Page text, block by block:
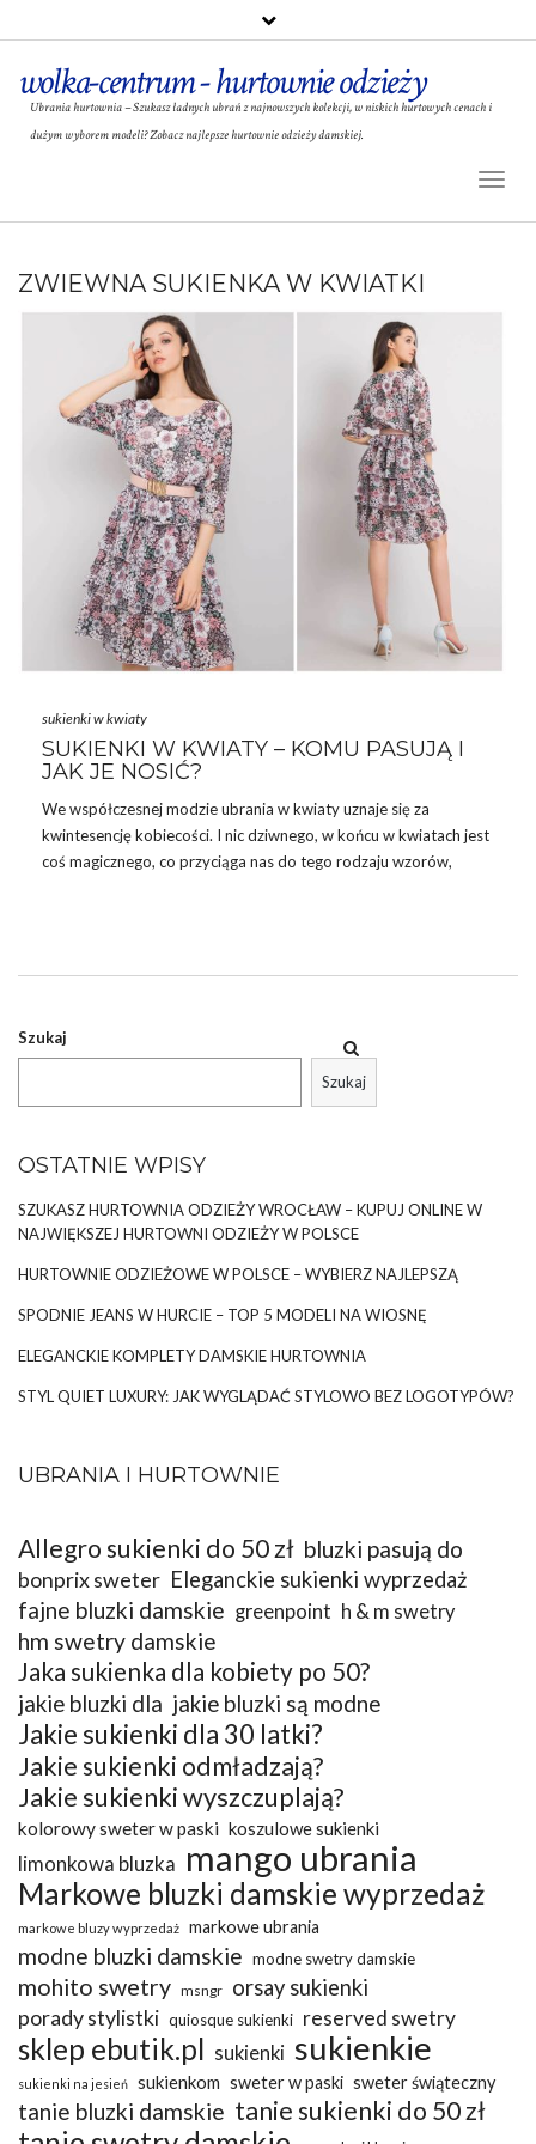
wolka-centrum - hurtownie odzieży
Ubrania hurtownia – Szukasz ładnych ubrań z najnowszych kolekcji, w niskich hurtowych cenach i
dużym wyborem modeli? Zobacz najlepsze hurtownie odzieży damskiej.
ZWIEWNA SUKIENKA W KWIATKI
sukienki w kwiaty
SUKIENKI W KWIATY – KOMU PASUJĄ I
JAK JE NOSIĆ?
We współczesnej modzie ubrania w kwiaty uznaje się za
kwintesencję kobiecości. I nic dziwnego, w końcu w kwiatach jest
coś magicznego, co przyciąga nas do tego rodzaju wzorów,
ZA CO TAK KOCHAMY KWIATOWE SUKIENKI?
Sukienki z kwiatowym nadrukiem rokrocznie cieszą się wśród
Szukaj
Szukaj
OSTATNIE WPISY
SZUKASZ HURTOWNIA ODZIEŻY WROCŁAW – KUPUJ ONLINE W
NAJWIĘKSZEJ HURTOWNI ODZIEŻY W POLSCE
HURTOWNIE ODZIEŻOWE W POLSCE – WYBIERZ NAJLEPSZĄ
SPODNIE JEANS W HURCIE – TOP 5 MODELI NA WIOSNĘ
ELEGANCKIE KOMPLETY DAMSKIE HURTOWNIA
STYL QUIET LUXURY: JAK WYGLĄDAĆ STYLOWO BEZ LOGOTYPÓW?
UBRANIA I HURTOWNIE
Allegro sukienki do 50 zł bluzki pasują do
bonprix sweter Eleganckie sukienki wyprzedaż
fajne bluzki damskie greenpoint h & m swetry
hm swetry damskie
Jaka sukienka dla kobiety po 50?
jakie bluzki dla jakie bluzki są modne
Jakie sukienki dla 30 latki?
Jakie sukienki odmładzają?
Jakie sukienki wyszczuplają?
kolorowy sweter w paski koszulowe sukienki
limonkowa bluzka mango ubrania
Markowe bluzki damskie wyprzedaż
markowe bluzy wyprzedaż markowe ubrania
modne bluzki damskie modne swetry damskie
mohito swetry msngr orsay sukienki
porady stylistki quiosque sukienki reserved swetry
sklep ebutik.pl sukienki sukienkie
sukienki na jesień sukienkom sweter w paski sweter świąteczny
tanie bluzki damskie tanie sukienki do 50 zł